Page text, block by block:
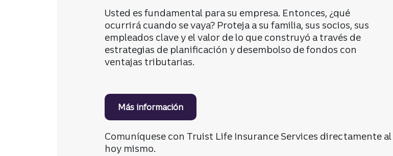
Usted es fundamental para su empresa. Entonces, ¿qué
ocurrirá cuando se vaya? Proteja a su familia, sus socios, sus
empleados clave y el valor de lo que construyó a través de
estrategias de planificación y desembolso de fondos con
ventajas tributarias.
Más información
Comuníquese con Truist Life Insurance Services directamente al
hoy mismo.